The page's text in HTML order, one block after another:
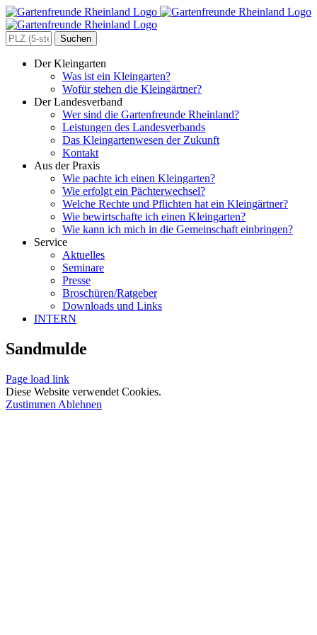
Zum
Inhalt
springen
Search
for:
Der Kleingarten
Was ist ein Kleingarten?
Wofür stehen die Kleingärtner?
Der Landesverband
Wer sind die Gartenfreunde Rheinland?
Leistungen des Landesverbands
Das Kleingartenwesen der Zukunft
Kontakt
Aus der Praxis
Wie pachte ich einen Kleingarten?
Wie erfolgt ein Pächterwechsel?
Welche Rechte und Pflichten hat ein Kleingärtner?
Wie bewirtschafte ich einen Kleingarten?
Wie kann ich mich in die Gemeinschaft einbringen?
Service
Aktuelles
Seminare
Presse
Broschüren/Ratgeber
Downloads und Links
INTERN
Sandmulde
Page load link
Diese Website verwendet Cookies.
Zustimmen Ablehnen